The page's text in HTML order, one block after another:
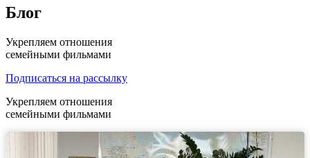
Блог
Укрепляем отношения
семейными фильмами
Подписаться на рассылку
Укрепляем отношения
семейными фильмами